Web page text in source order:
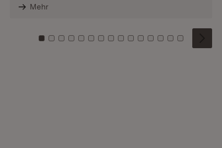
Mehr
Zu Kachel: 0
Zu Kachel: 1
Zu Kachel: 2
Zu Kachel: 3
Zu Kachel: 4
Zu Kachel: 5
Zu Kachel: 6
Zu Kachel: 7
Zu Kachel: 8
Zu Kachel: 9
Zu Kachel: 10
Zu Kachel: 11
Zu Kachel: 12
Zu Kachel:
Zu